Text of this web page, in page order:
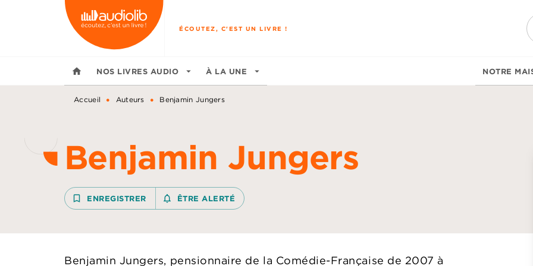
MENU RECHERCHE
ÉCOUTEZ, C'EST UN LIVRE !
home NOS LIVRES AUDIO arrow_drop_down À LA UNE arrow_drop_down NOTRE
Accueil • Auteurs • Benjamin Jungers
Benjamin Jungers
bookmark_border ENREGISTRER notifications_none_outlined
ÊTRE ALERTÉ
Benjamin Jungers, pensionnaire de la Comédie-Française de 2007 à